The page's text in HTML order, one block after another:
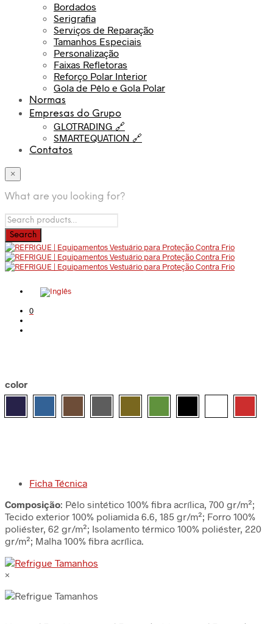
Bordados
Serigrafia
Serviços de Reparação
Tamanhos Especiais
Personalização
Faixas Refletoras
Reforço Polar Interior
Gola de Pêlo e Gola Polar
Normas
Empresas do Grupo
GLOTRADING 🔗
SMARTEQUATION 🔗
Contatos
×
What are you looking for?
0
color
Ficha Técnica
Composição: Pêlo sintético 100% fibra acrílica, 700 gr/m²;
Tecido exterior 100% poliamida 6.6, 185 gr/m²; Forro 100%
poliéster, 62 gr/m²; Isolamento térmico 100% poliéster, 220
gr/m²; Malha 100% fibra acrílica.
×